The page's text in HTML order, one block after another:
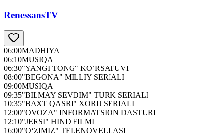
RenessansTV
06:00MADHIYA
06:10MUSIQA
06:30"YANGI TONG" KO‘RSATUVI
08:00"BEGONA" MILLIY SERIALI
09:00MUSIQA
09:35"BILMAY SEVDIM" TURK SERIALI
10:35"BAXT QASRI" XORIJ SERIALI
12:00"OVOZA" INFORMATSION DASTURI
12:10"JERSI" HIND FILMI
16:00"O‘ZIMIZ" TELENOVELLASI